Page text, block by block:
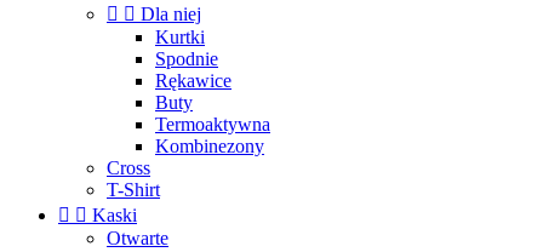
  Dla niej
Kurtki
Spodnie
Rękawice
Buty
Termoaktywna
Kombinezony
Cross
T-Shirt
  Kaski
Otwarte